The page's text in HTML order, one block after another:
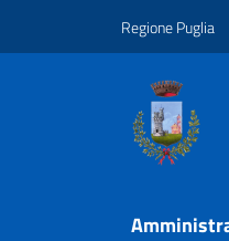
Regione Puglia